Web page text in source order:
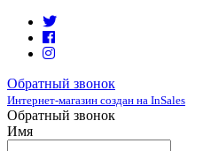
Обратный звонок
Интернет-магазин создан на InSales
Обратный звонок
Имя